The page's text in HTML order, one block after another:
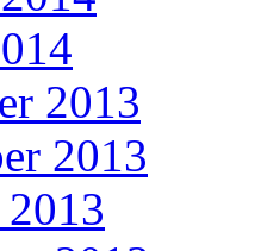
2013
2013